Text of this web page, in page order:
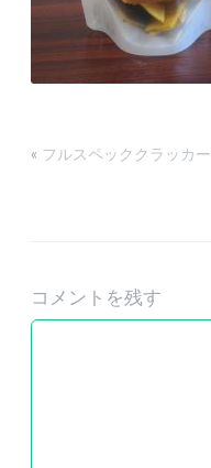
« フルスペッククラッカー
コメントを残す